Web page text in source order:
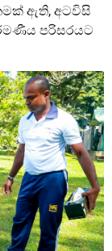
ඇති, අටවිසි
පරිසරයට